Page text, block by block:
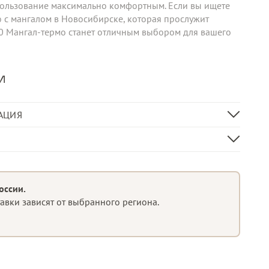
максимально комфортным. Если вы ищете
мангалом в Новосибирске, которая прослужит
Мангал-термо станет отличным выбором для вашего
открытой крышкой мангала) -1116/1420 мм
(столешница) – нержавеющая сталь, 1 мм
стенки, крючок для инструментов) – сталь 1,5
зависят от выбранного региона.